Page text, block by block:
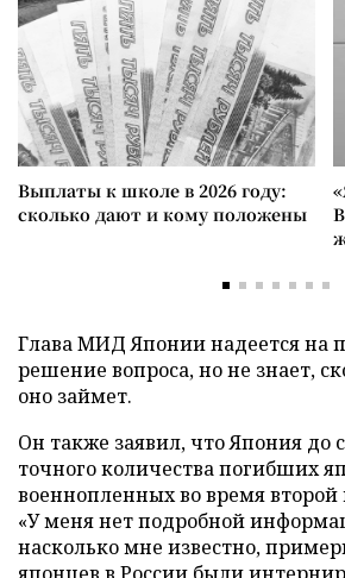
Выплаты к школе в 2026 году:
сколько дают и кому положены
Глава МИД Японии надеется на
решение вопроса, но не знает,
оно займет.
Он также заявил, что Япония до
точного количества погибших
военнопленных во время
«У меня нет подробной
насколько мне известно,